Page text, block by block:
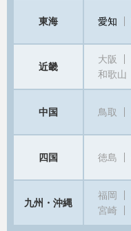
東海 愛知
近畿
大阪
和歌山
中国 鳥取
四国 徳島
九州・沖縄
福岡
宮崎